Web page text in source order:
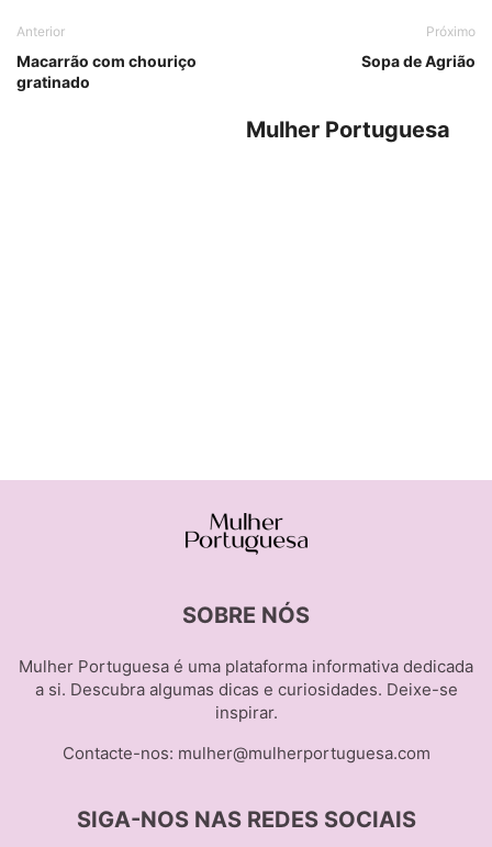
Anterior
Macarrão com chouriço
gratinado
Próximo
Sopa de Agrião
Mulher Portuguesa
SOBRE NÓS
Mulher Portuguesa é uma plataforma informativa dedicada
a si. Descubra algumas dicas e curiosidades. Deixe-se
inspirar.
Contacte-nos: mulher@mulherportuguesa.com
SIGA-NOS NAS REDES SOCIAIS